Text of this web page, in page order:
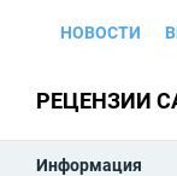
НОВОСТИ
РЕЦЕНЗИИ
Информация